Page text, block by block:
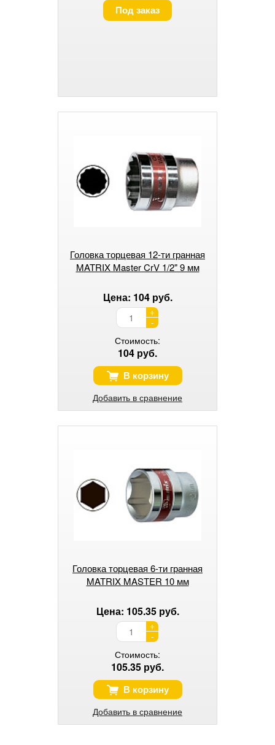
Под заказ
Головка торцевая 12-ти гранная
MATRIX Master CrV 1/2" 9 мм
Цена: 104 руб.
+
-
Стоимость:
104 руб.
В корзину
Добавить в сравнение
Головка торцевая 6-ти гранная
MATRIX MASTER 10 мм
Цена: 105.35 руб.
+
-
Стоимость:
105.35 руб.
В корзину
Добавить в сравнение